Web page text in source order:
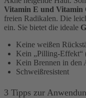
Vitamin E und Vitamin
freien Radikalen. Die
ein. Sie bietet die ideale
Keine weißen
Kein „Pilling-Effekt“
Kein Brennen in den
Schweißresistent
3 Tipps zur